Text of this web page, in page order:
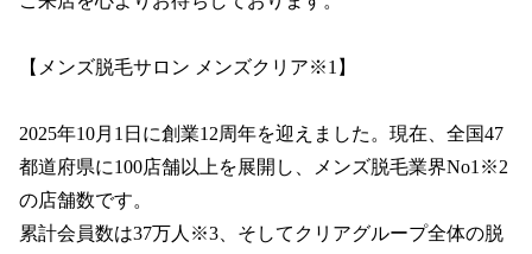
【メンズ脱毛サロン メンズクリア※1】
2025年10月1日に創業12周年を迎えました。現在、全国47
都道府県に100店舗以上を展開し、メンズ脱毛業界No1※2
の店舗数です。
累計会員数は37万人※3、そしてクリアグループ全体の脱